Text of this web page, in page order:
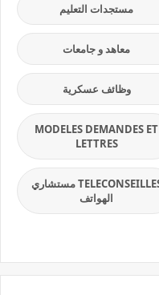
مستجدات التعليم
معاهد و جامعات
وظائف عسكرية
MODELES DEMANDES ET
LETTRES
TELECONSEILLES مستشاري
الهواتف